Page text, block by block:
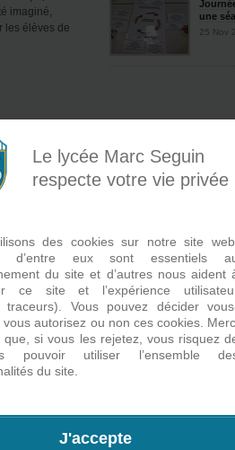
imaginé,
les élèves de
une
25 Nov
élèves
élèves de
de Vince
multiples talents
chanteur... qui
Le lycée Marc Seguin
respecte votre vie privée
des cookies sur notre site web.
d’entre eux sont essentiels
du site et d’autres nous aident
ce site et l’expérience
traceurs). Vous pouvez décider
vous autorisez ou non ces cookies.
que, si vous les rejetez, vous risquez
pouvoir utiliser l’ensemble
du site.
J'accepte